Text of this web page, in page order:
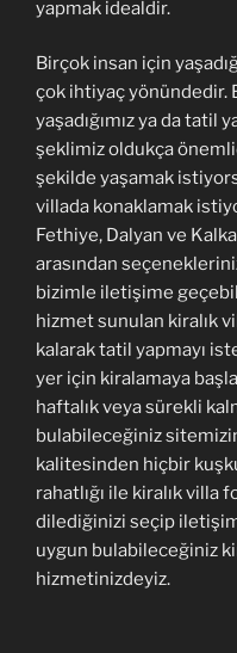
yapmak idealdir.
Birçok insan için
çok ihtiyaç yönündedir.
yaşadığımız ya da tatil
şeklimiz oldukça
şekilde yaşamak
villada konaklamak
Fethiye, Dalyan ve
arasından
bizimle iletişime
hizmet sunulan kiralık
kalarak tatil yapmayı
yer için kiralamaya
haftalık veya sürekli
bulabileceğiniz
kalitesinden hiçbir
rahatlığı ile kiralık villa
dilediğinizi seçip
uygun bulabileceğiniz
hizmetinizdeyiz.